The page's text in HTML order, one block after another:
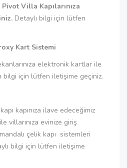
Pivot Villa Kapılarınıza
Detaylı bilgi için lütfen
Kart Sistemi
elektronik kartlar ile
bilgi için lütfen iletişime geçiniz.
kapınıza ilave edeceğimiz
villarınıza evinize giriş
çelik kapı sistemleri
bilgi için lütfen iletişime